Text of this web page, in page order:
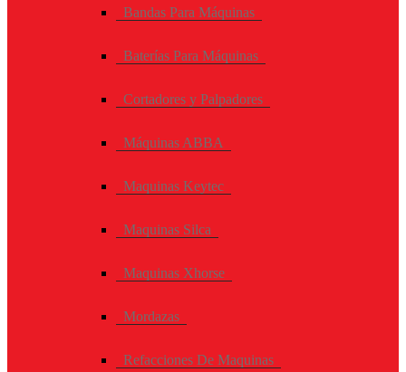
Bandas Para Máquinas
Baterías Para Máquinas
Cortadores y Palpadores
Máquinas ABBA
Maquinas Keytec
Maquinas Silca
Maquinas Xhorse
Mordazas
Refacciones De Maquinas